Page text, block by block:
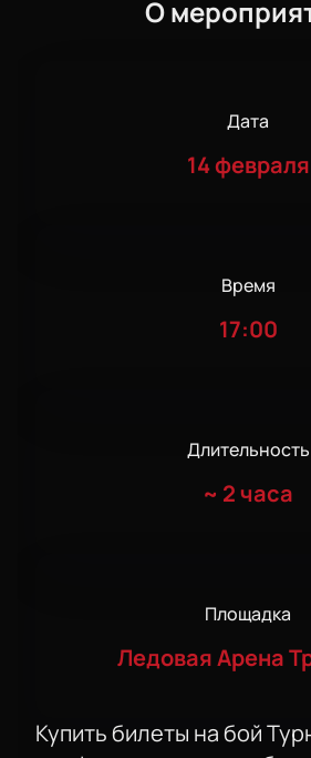
О
Дата
14 февраля
Время
17:00
Длительность
~ 2 часа
Площадка
Ледовая Арена
Купить билеты на бой